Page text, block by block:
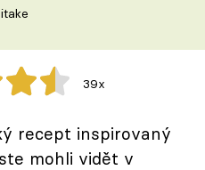
39x
recept inspirovaný
mohli vidět v